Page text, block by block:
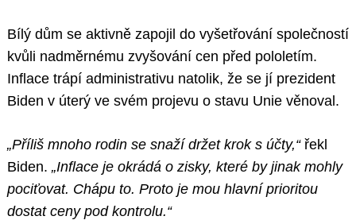
Bílý dům se aktivně zapojil do vyšetřování společností
kvůli nadměrnému zvyšování cen před pololetím.
Inflace trápí administrativu natolik, že se jí prezident
Biden v úterý ve svém projevu o stavu Unie věnoval.
„Příliš mnoho rodin se snaží držet krok s účty,“ řekl
Biden. „Inflace je okrádá o zisky, které by jinak mohly
pociťovat. Chápu to. Proto je mou hlavní prioritou
dostat ceny pod kontrolu.“